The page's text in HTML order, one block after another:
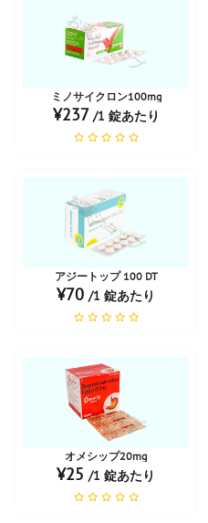
お薬ショップ
ミノサイクロン100mg
¥237 /1 錠あたり
お薬ショップ
アジートップ 100 DT
¥70 /1 錠あたり
お薬ショップ
オメシップ20mg
¥25 /1 錠あたり